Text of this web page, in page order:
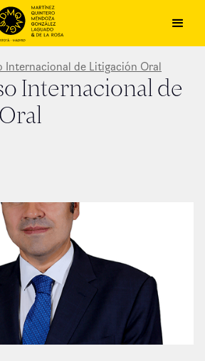
Internacional de Litigación Oral
Internacional de